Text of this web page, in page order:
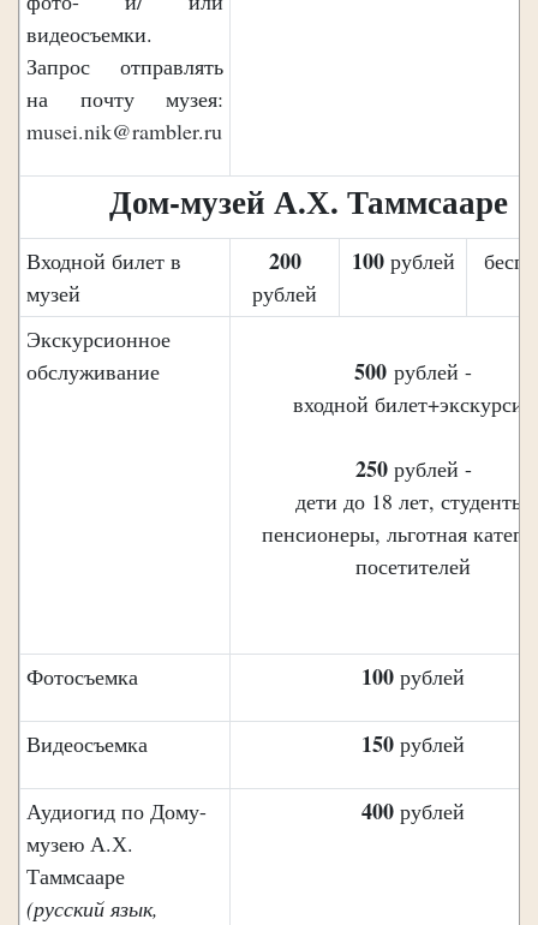
видеосъемки.
Запрос отправлять
на почту музея:
musei.nik@rambler.ru
Дом-музей А.Х. Таммсааре
Входной билет в
музей
200
рублей
100рублей
Экскурсионное
обслуживание
500 рублей -
входной билет+экскурсия
250рублей -
дети до 18 лет, студенты,
пенсионеры, льготная
посетителей
Фотосъемка 100 рублей
Видеосъемка 150 рублей
Аудиогид по Дому-
музею А.Х.
Таммсааре
(русский язык,
400 рублей